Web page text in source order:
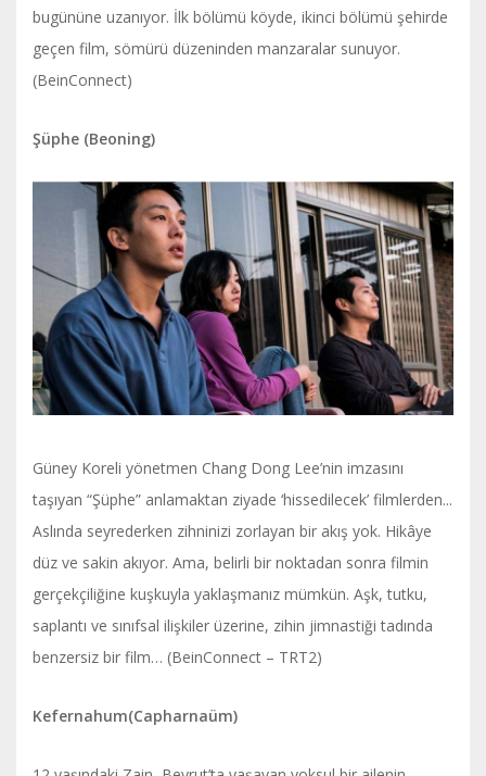
bugününe uzanıyor. İlk bölümü köyde, ikinci bölümü şehirde
geçen film, sömürü düzeninden manzaralar sunuyor.
(BeinConnect)
Şüphe (Beoning)
Güney Koreli yönetmen Chang Dong Lee’nin imzasını
taşıyan “Şüphe” anlamaktan ziyade ‘hissedilecek’ filmlerden...
Aslında seyrederken zihninizi zorlayan bir akış yok. Hikâye
düz ve sakin akıyor. Ama, belirli bir noktadan sonra filmin
gerçekçiliğine kuşkuyla yaklaşmanız mümkün. Aşk, tutku,
saplantı ve sınıfsal ilişkiler üzerine, zihin jimnastiği tadında
benzersiz bir film… (BeinConnect – TRT2)
Kefernahum(Capharnaüm)